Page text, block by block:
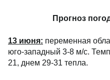
Прогноз
13 июня: переменная
юго-западный 3-8 м/с.
21, днем 29-31 тепла.